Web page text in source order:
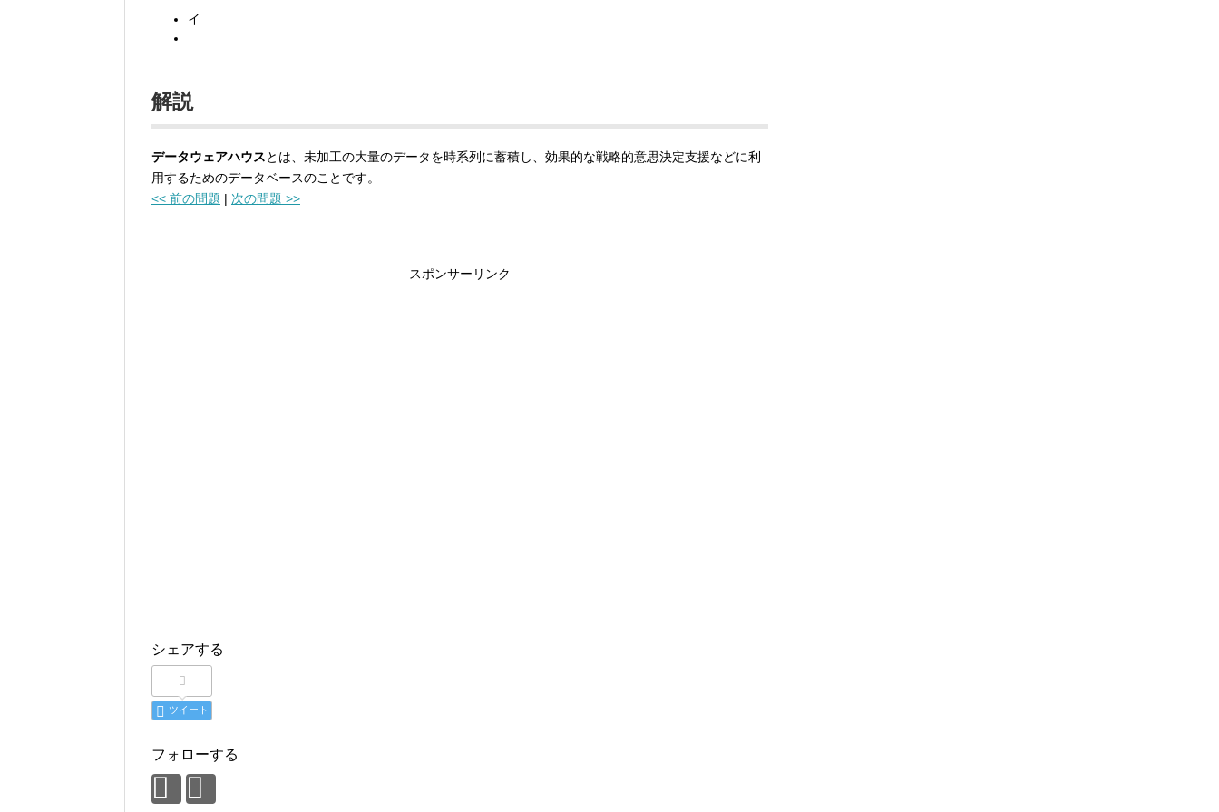
イ
解説
データウェアハウスとは、未加工の大量のデータを時系列に蓄積し、効果的な戦略的意思決定支援などに利
用するためのデータベースのことです。
<< 前の問題 | 次の問題 >>
スポンサーリンク
シェアする
ツイート
フォローする